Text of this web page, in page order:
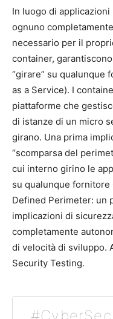
In luogo di
ognuno
necessario per il
container,
“girare” su qualunque
as a Service). I
piattaforme che
di istanze di un micro
girano. Una prima
“scomparsa del
cui interno girino le
su qualunque fornitore
Defined Perimeter: un
implicazioni di
completamente
di velocità di sviluppo.
Security Testing.